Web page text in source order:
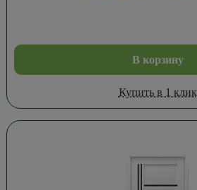
В корзину
Купить в 1 клик